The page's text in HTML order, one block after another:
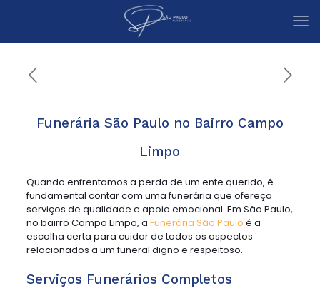
Funerária São Paulo no Bairro Campo
Limpo
Quando enfrentamos a perda de um ente querido, é
fundamental contar com uma funerária que ofereça
serviços de qualidade e apoio emocional. Em São Paulo,
no bairro Campo Limpo, a Funerária São Paulo é a
escolha certa para cuidar de todos os aspectos
relacionados a um funeral digno e respeitoso.
Serviços Funerários Completos